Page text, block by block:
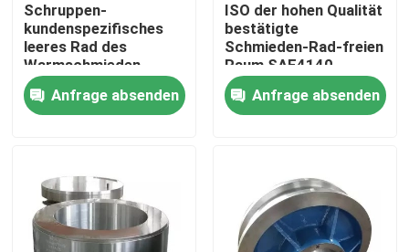
Haus
Produkte
Über uns
Fabrik-Ausflug
Schruppen-
kundenspezifisches
leeres Rad des
Warmschmieden-
SAE4340 40crnimo
Anfrage absenden
ISO der hohen Qualität
bestätigte
Schmieden-Rad-freien
Raum SAE4140
SAE4340 16mncr5
Anfrage absenden